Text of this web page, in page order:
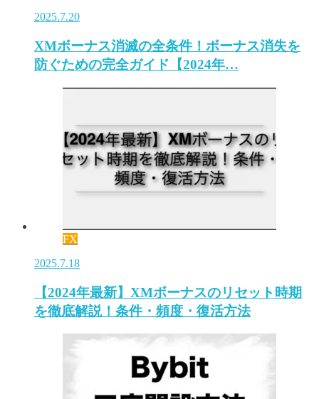
2025.7.20
XMボーナス消滅の全条件！ボーナス消失を
防ぐための完全ガイド【2024年…
FX
2025.7.18
【2024年最新】XMボーナスのリセット時期
を徹底解説！条件・頻度・復活方法